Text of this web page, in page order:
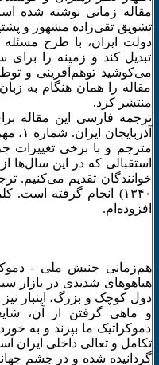
مقاله زمانی نوشته شده
تشویق تقی‌زاده مشهور و
دولت ایران، با طرح مسئله
تبدیل کند و زمینه را
می‌کوشید توهم‌آفرینی و
مقاله را همان هنگام به
منتشر کرد.
ترجمه فارسی این مقاله
مترجم و با برخی تغییرات
استقبالی که در این سال‌ها
۱٣۴۰) انجام گرفته
افزوده‌ام.
هم‌زمانی جنبش ملی -
هیاهوهای شدیدی در بازار
دول کوچک و بزرگ، اینبار
و ماهی گرفتن از آن،
دموکراتیک ما بپزند و به
تکامل و تعالی داخلی
گردانیده شده و در چشم